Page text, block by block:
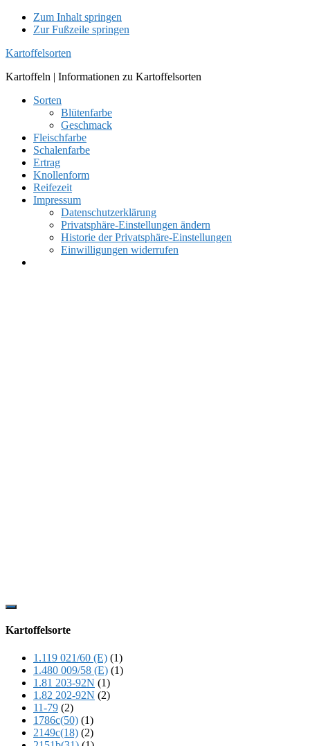
Zum Inhalt springen
Zur Fußzeile springen
Kartoffelsorten
Kartoffeln | Informationen zu Kartoffelsorten
Sorten
Blütenfarbe
Geschmack
Fleischfarbe
Schalenfarbe
Ertrag
Knollenform
Reifezeit
Impressum
Datenschutzerklärung
Privatsphäre-Einstellungen ändern
Historie der Privatsphäre-Einstellungen
Einwilligungen widerrufen
Show
Content
Kartoffelsorte
1.119 021/60 (E) (1)
1.480 009/58 (E) (1)
1.81 203-92N (1)
1.82 202-92N (2)
11-79 (2)
1786c(50) (1)
2149c(18) (2)